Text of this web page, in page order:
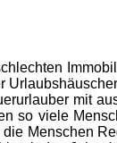
mit
so viele
Menschen